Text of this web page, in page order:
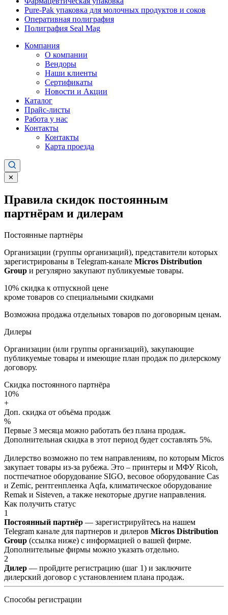
Pure-Pak упаковка для молочных продуктов и соков
Оперативная полиграфия
Полиграфия Seal Mag
Компания
О компании
Вендоры
Наши клиенты
Сертификаты
Новости и Акции
Каталог
Прайс-листы
Работа у нас
Контакты
Контакты
Карта проезда
✕
Правила скидок постоянным
партнёрам и дилерам
Постоянные партнёры
Организации (группы организаций), представители которых
зарегистрированы в Telegram-канале Micros Distribution
Group и регулярно закупают публикуемые товары.
10% скидка к отпускной цене
кроме товаров со специальными скидками
Возможна продажа отдельных товаров по договорным ценам.
Дилеры
Организации (или группы организаций), закупающие
публикуемые товары и имеющие план продаж по дилерскому
договору.
Скидка постоянного партнёра
10%
+
Доп. скидка от объёма продаж
%
Первые 3 месяца можно работать без плана продаж.
Дополнительная скидка в этот период будет составлять 5%.
Дилерство возможно по тем направлениям, по которым Micros
закупает товары из-за рубежа. Это – принтеры и МФУ Ricoh,
постпечатное оборудование SIGO, весовое оборудование Cas
и Zemic, рентгенпленка Aqfa, климатическое оборудование
Remak и Sisteven, а также некоторые другие направления.
Как получить статус
1
Постоянный партнёр — зарегистрируйтесь на нашем
Telegram канале для партнеров и дилеров Micros Distribution
Group (ссылка ниже) с информацией о вашей фирме.
Дополнительные фирмы можно указать отдельно.
2
Дилер — пройдите регистрацию (шаг 1) и заключите
дилерский договор с установлением плана продаж.
Способы регистрации